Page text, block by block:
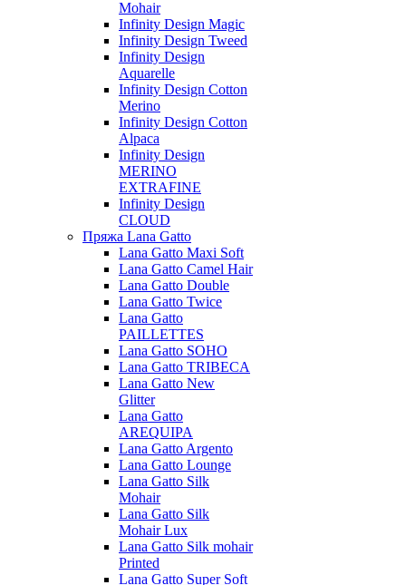
Mohair
Infinity Design Magic
Infinity Design Tweed
Infinity Design
Aquarelle
Infinity Design Cotton
Merino
Infinity Design Cotton
Alpaca
Infinity Design
MERINO
EXTRAFINE
Infinity Design
CLOUD
Пряжа Lana Gatto
Lana Gatto Maxi Soft
Lana Gatto Camel Hair
Lana Gatto Double
Lana Gatto Twice
Lana Gatto
PAILLETTES
Lana Gatto SOHO
Lana Gatto TRIBECA
Lana Gatto New
Glitter
Lana Gatto
AREQUIPA
Lana Gatto Argento
Lana Gatto Lounge
Lana Gatto Silk
Mohair
Lana Gatto Silk
Mohair Lux
Lana Gatto Silk mohair
Printed
Lana Gatto Super Soft